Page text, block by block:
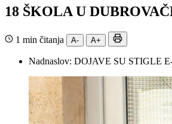
18 ŠKOLA U
1 min čitanja A- A+
Nadnaslov: DOJAVE SU STIGLE